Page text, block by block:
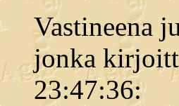
Vastineena
jonka
23:47:36: